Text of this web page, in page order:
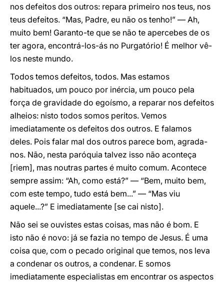
nos defeitos dos outros: repara primeiro nos teus, nos
teus defeitos. “Mas, Padre, eu não os tenho!” — Ah,
muito bem! Garanto-te que se não te apercebes de os
ter agora, encontrá-los-ás no Purgatório! É melhor vê-
los neste mundo.
Todos temos defeitos, todos. Mas estamos
habituados, um pouco por inércia, um pouco pela
força de gravidade do egoísmo, a reparar nos defeitos
alheios: nisto todos somos peritos. Vemos
imediatamente os defeitos dos outros. E falamos
deles. Pois falar mal dos outros parece bom, agrada-
nos. Não, nesta paróquia talvez isso não aconteça
[riem], mas noutras partes é muito comum. Acontece
sempre assim: “Ah, como está?” — “Bem, muito bem,
com este tempo, tudo está bem...” — “Mas viu
aquele...?” E imediatamente [se cai nisto].
Não sei se ouvistes estas coisas, mas não é bom. E
isto não é novo: já se fazia no tempo de Jesus. É uma
coisa que, com o pecado original que temos, nos leva
a condenar os outros, a condenar. E somos
imediatamente especialistas em encontrar os aspectos